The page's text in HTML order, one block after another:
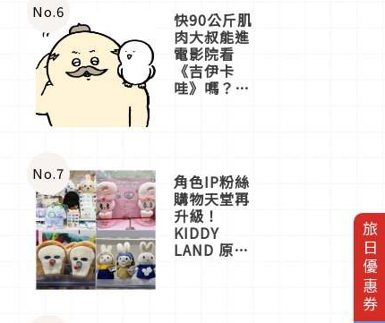
旅日優惠券
No.6 快90公斤肌
肉大叔能進
電影院看
《吉伊卡
哇》嗎？日
一同給出了
答案
No.7 角色IP粉絲
購物天堂再
升級！
KIDDY
LAND 原宿